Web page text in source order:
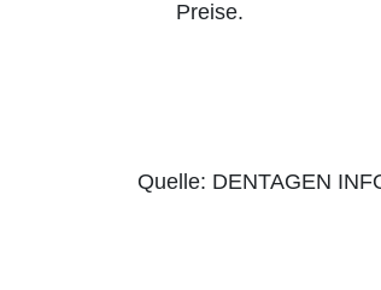
Preise.
Quelle: DENTAGEN